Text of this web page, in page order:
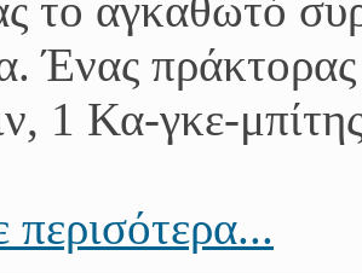
Ένας
1 Κα-γκε-
περισότερα...